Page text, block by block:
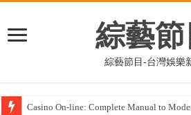
綜藝節
綜藝節目-台灣娛樂
Casino On-line: Complete Guide to